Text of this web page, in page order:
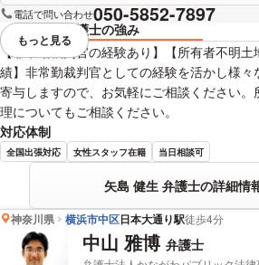
電話で問い合わせ050-5852-7897
弁護士の強み
【非常勤裁判官の経験あり】【所有者不明
績】非常勤裁判官としての経験を活かし様
寄与しますので、お気軽にご相談ください
理についてもご相談ください。
対応体制
全国出張対応 女性スタッフ在籍 当日相談可
矢島 健生 弁護士の詳細情
視覚的に省略されている要素を
もっと見る
神奈川県 横浜市中区日本大通り駅徒歩4分
中山 雅博 弁護士